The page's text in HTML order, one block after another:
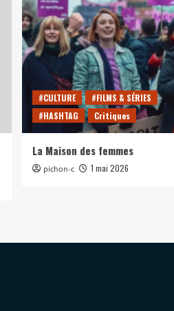
de
Ma’Yonnaise
?
#CULTURE
#FILMS & SÉRIES
#HASHTAG
Critiques
La Maison des femmes
pichon-c 1 mai 2026